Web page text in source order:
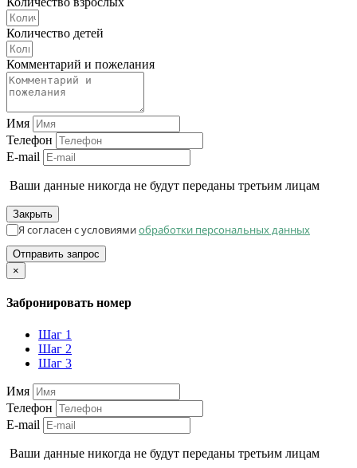
Количество детей
Комментарий и пожелания
Имя
Телефон
E-mail
Ваши данные никогда не будут переданы третьим лицам
Закрыть
Я согласен с условиямиобработки персональных данных
Отправить запрос
×
Забронировать номер
Шаг 1
Шаг 2
Шаг 3
Имя
Телефон
E-mail
Ваши данные никогда не будут переданы третьим лицам